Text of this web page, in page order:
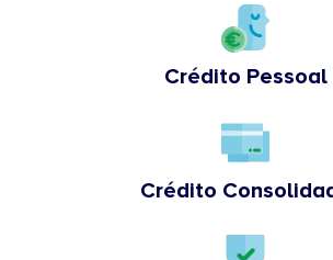
Crédito Pessoal
Crédito